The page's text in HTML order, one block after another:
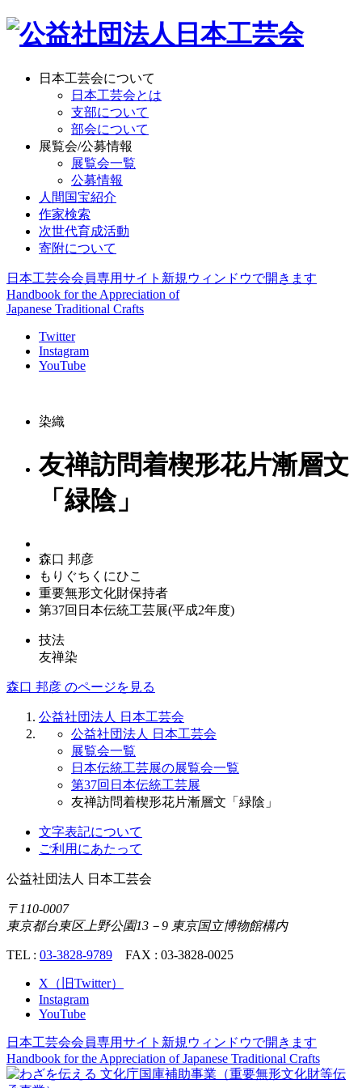
日本工芸会について
日本工芸会とは
支部について
部会について
展覧会/公募情報
展覧会一覧
公募情報
人間国宝紹介
作家検索
次世代育成活動
寄附について
日本工芸会会員専用サイト 新規ウィンドウで開きます
Handbook for the Appreciation of
Japanese Traditional Crafts
Twitter
Instagram
YouTube
染織
友禅訪問着楔形花片漸層文
「緑陰」
森口 邦彦
もりぐちくにひこ
重要無形文化財保持者
第37回日本伝統工芸展(平成2年度)
技法
友禅染
森口 邦彦 のページを見る
公益社団法人 日本工芸会
公益社団法人 日本工芸会
展覧会一覧
日本伝統工芸展の展覧会一覧
第37回日本伝統工芸展
友禅訪問着楔形花片漸層文「緑陰」
文字表記について
ご利用にあたって
公益社団法人 日本工芸会
〒110-0007
東京都台東区上野公園13－9 東京国立博物館構内
TEL : 03-3828-9789 FAX : 03-3828-0025
X（旧Twitter）
Instagram
YouTube
日本工芸会会員専用サイト 新規ウィンドウで開きます
Handbook for the Appreciation ofJapanese Traditional Crafts